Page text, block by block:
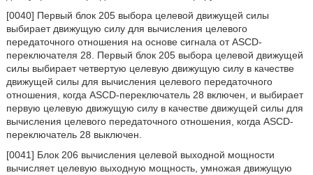
[0040] Первый блок 205 выбора целевой движущей силы
выбирает движущую силу для вычисления целевого
передаточного отношения на основе сигнала от ASCD-
переключателя 28. Первый блок 205 выбора целевой движущей
силы выбирает четвертую целевую движущую силу в качестве
движущей силы для вычисления целевого передаточного
отношения, когда ASCD-переключатель 28 включен, и выбирает
первую целевую движущую силу в качестве движущей силы для
вычисления целевого передаточного отношения, когда ASCD-
переключатель 28 выключен.
[0041] Блок 206 вычисления целевой выходной мощности
вычисляет целевую выходную мощность, умножая движущую